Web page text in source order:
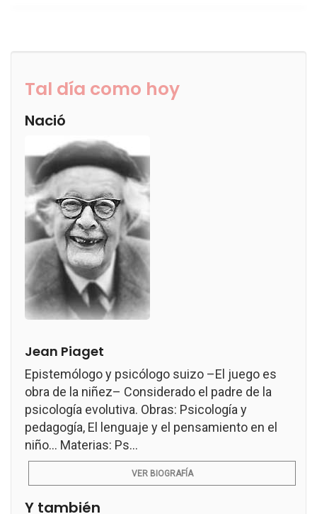
Tal día como hoy
Nació
Jean Piaget
Epistemólogo y psicólogo suizo –El juego es
obra de la niñez– Considerado el padre de la
psicología evolutiva. Obras: Psicología y
pedagogía, El lenguaje y el pensamiento en el
niño... Materias: Ps...
VER BIOGRAFÍA
Y también